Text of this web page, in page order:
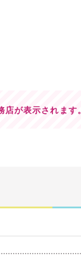
が表示されます。